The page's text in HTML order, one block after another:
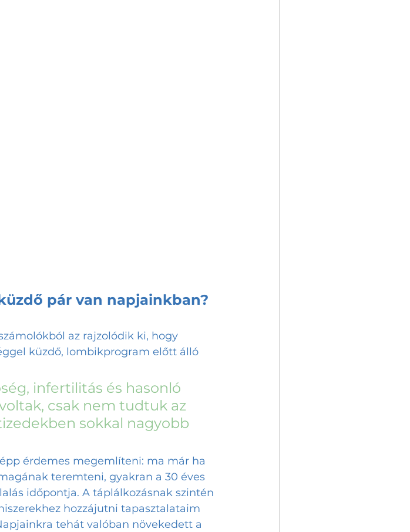
pár van napjainkban?
az rajzolódik ki, hogy
küzdő, lombikprogram előtt álló
infertilitás és hasonló
csak nem tudtuk az
sokkal nagyobb
érdemes megemlíteni: ma már ha
teremteni, gyakran a 30 éves
időpontja. A táplálkozásnak szintén
hozzájutni tapasztalataim
tehát valóban növekedett a